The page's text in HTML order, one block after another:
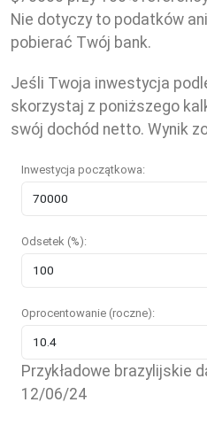
Nie dotyczy to podatków
pobierać Twój bank.
Jeśli Twoja inwestycja
skorzystaj z poniższego
swój dochód netto. Wynik
Inwestycja początkowa:
Odsetek (%):
Oprocentowanie (roczne):
Przykładowe brazylijskie
12/06/24